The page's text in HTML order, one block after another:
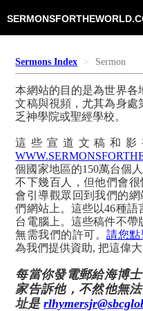
Sermons Index Sermon
本網站的目的是為世界各
文稿與視頻，尤其為身處
乏神學院或聖經學校。
這些宣道文稿和
個國家地區的150萬台個
不下幾百人，但他們會很
會引導觀眾回到我們的網
們網站上。這些以46種語
台電腦上。這些稿件不帶
無需我們的許可。請您點
為我們提供資助, 把這偉
每當你發電郵給海博
家告訴他，不然他無
址是